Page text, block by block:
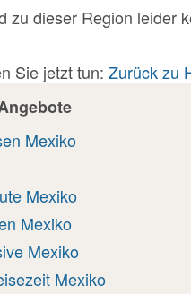
zu dieser Region leider
Sie jetzt tun: Zurück zu
Mexiko
Mexiko
Mexiko
Mexiko
Mexiko